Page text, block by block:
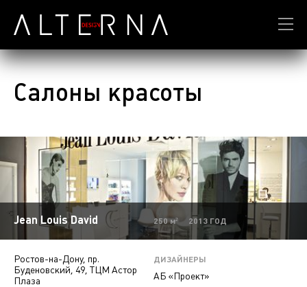
Салоны красоты
Jean Louis David 250 м² 2013 ГОД
Ростов-на-Дону, пр.
Буденовский, 49, ТЦМ Астор
Плаза
ДИЗАЙНЕРЫ
АБ «Проект»